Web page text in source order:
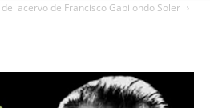
acervo de Francisco Gabilondo Soler